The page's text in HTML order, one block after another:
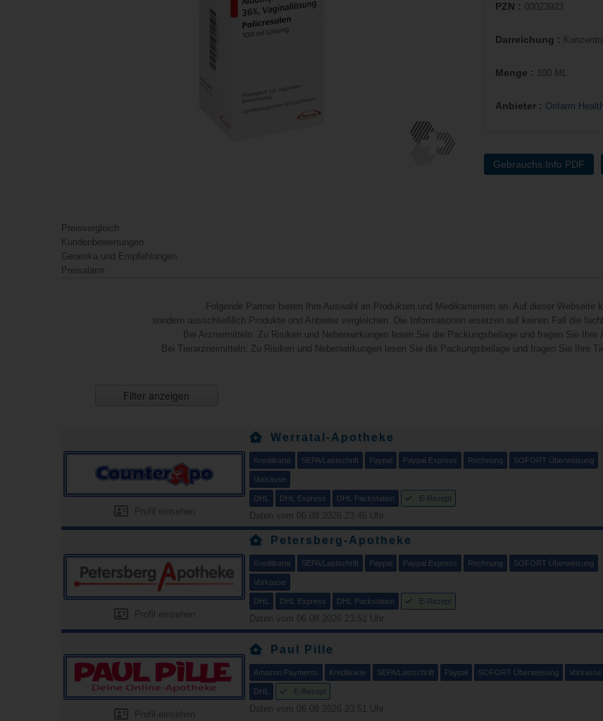
PZN : 00023923
Darreichung :
Menge : 100 ML
Anbieter : Orifarm
Gebrauchs.Info PDF
Preisvergleich
Kundenbewertungen
Generika und Empfehlungen
Preisalarm
Folgende Partner bieten Ihre Auswahl an Produkten und Medikamenten an. Auf dieser Webseite
sondern ausschließlich Produkte und Anbieter vergleichen. Die Informationen ersetzen auf keinen Fall die
Bei Arzneimitteln: Zu Risiken und Nebenwirkungen lesen Sie die Packungsbeilage und fragen Sie Ihre
Bei Tierarzneimitteln: Zu Risiken und Nebenwirkungen lesen Sie die Packungsbeilage und fragen Sie Ihre
Filter anzeigen
Profil einsehen
Werratal-Apotheke
Kreditkarte SEPA/Lastschrift Paypal Paypal Express Rechnung SOFORT Überweisung
Vorkasse
DHL DHL Express DHL Packstation E-Rezept
Daten vom 06.08.2026 23:46 Uhr
Profil einsehen
Petersberg-Apotheke
Kreditkarte SEPA/Lastschrift Paypal Paypal Express Rechnung SOFORT Überweisung
Vorkasse
DHL DHL Express DHL Packstation E-Rezept
Daten vom 06.08.2026 23:51 Uhr
Profil einsehen
Paul Pille
Amazon Payments Kreditkarte SEPA/Lastschrift Paypal SOFORT Überweisung Vorkasse
DHL E-Rezept
Daten vom 06.08.2026 23:51 Uhr